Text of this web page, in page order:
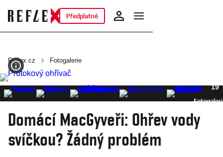
Předplatné
Reflex.cz Fotogalerie
19
Domácí MacGyveři: Ohřev vody
svíčkou? Žádný problém